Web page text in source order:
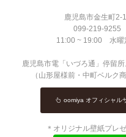
鹿児島市金生町2-
099-219-9255
11:00 ~ 19:00 水曜
鹿児島市電「いづろ通」停留
（山形屋様前・中町ベルク
oomiya オフィシャル
＊オリジナル壁紙プレ